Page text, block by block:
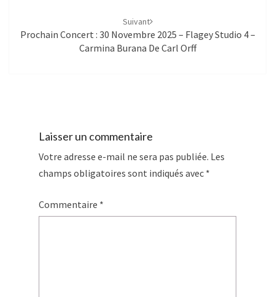
Suivant
Prochain Concert : 30 Novembre 2025 – Flagey Studio 4 –
Carmina Burana De Carl Orff
Laisser un commentaire
Votre adresse e-mail ne sera pas publiée. Les
champs obligatoires sont indiqués avec *
Commentaire *